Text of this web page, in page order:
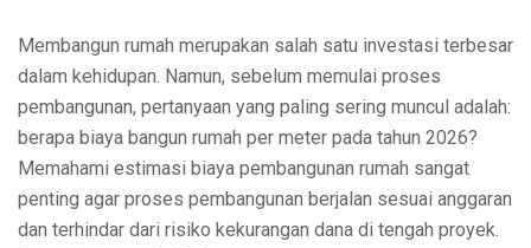
Membangun rumah merupakan salah satu investasi terbesar
dalam kehidupan. Namun, sebelum memulai proses
pembangunan, pertanyaan yang paling sering muncul adalah:
berapa biaya bangun rumah per meter pada tahun 2026?
Memahami estimasi biaya pembangunan rumah sangat
penting agar proses pembangunan berjalan sesuai anggaran
dan terhindar dari risiko kekurangan dana di tengah proyek.